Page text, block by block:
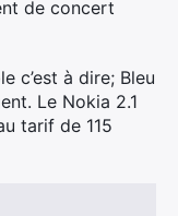
de concert
c’est à dire; Bleu
Le Nokia 2.1
tarif de 115